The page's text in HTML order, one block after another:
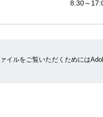
8:30～
イルをご覧いただくためには